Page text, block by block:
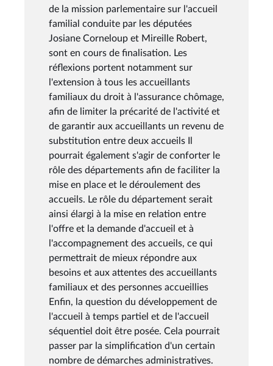
de la mission parlementaire sur l'accueil
familial conduite par les députées
Josiane Corneloup et Mireille Robert,
sont en cours de finalisation. Les
réflexions portent notamment sur
l'extension à tous les accueillants
familiaux du droit à l'assurance chômage,
afin de limiter la précarité de l'activité et
de garantir aux accueillants un revenu de
substitution entre deux accueils Il
pourrait également s'agir de conforter le
rôle des départements afin de faciliter la
mise en place et le déroulement des
accueils. Le rôle du département serait
ainsi élargi à la mise en relation entre
l'offre et la demande d'accueil et à
l'accompagnement des accueils, ce qui
permettrait de mieux répondre aux
besoins et aux attentes des accueillants
familiaux et des personnes accueillies
Enfin, la question du développement de
l'accueil à temps partiel et de l'accueil
séquentiel doit être posée. Cela pourrait
passer par la simplification d'un certain
nombre de démarches administratives.